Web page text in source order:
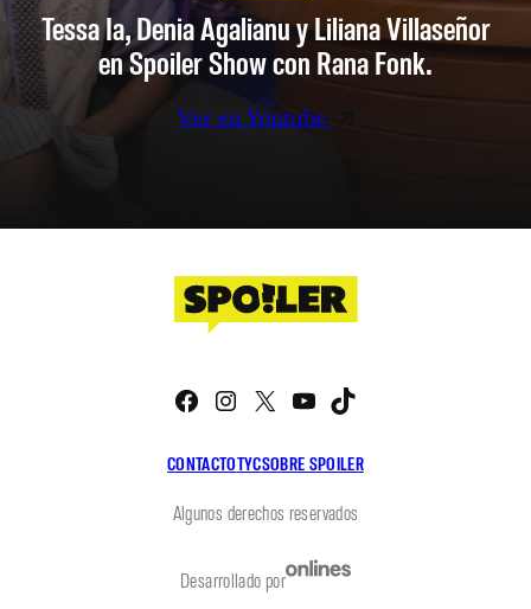
Tessa Ia, Denia Agalianu y Liliana Villaseñor
en Spoiler Show con Rana Fonk.
Ver en Youtube
CONTACTOTYCSOBRE SPOILER
Facebook
Instagram
X YouTube
Algunos derechos reservados
Desarrollado por